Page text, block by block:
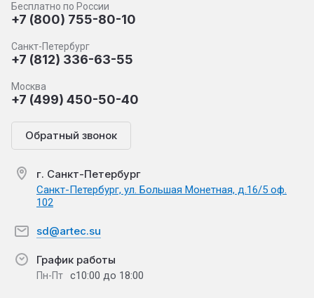
Бесплатно по России
+7 (800) 755-80-10
Санкт-Петербург
+7 (812) 336-63-55
Москва
+7 (499) 450-50-40
Обратный звонок
г. Санкт-Петербург
Санкт-Петербург, ул. Большая Монетная, д.16/5 оф.
102
sd@artec.su
График работы
Пн-Пт с10:00 до 18:00